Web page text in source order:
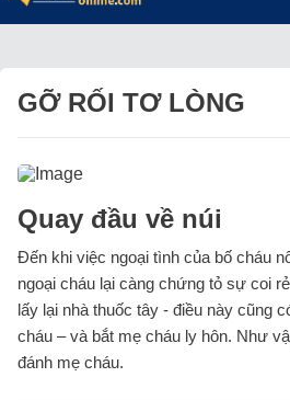
GỠ RỐI TƠ LÒNG
Quay đầu về núi
Đến khi việc ngoại tình của bố cháu
ngoại cháu lại càng chứng tỏ sự coi
lấy lại nhà thuốc tây - điều này cũng
cháu – và bắt mẹ cháu ly hôn. Như
đánh mẹ cháu.